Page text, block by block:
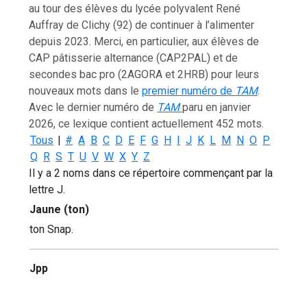
au tour des élèves du lycée polyvalent René
Auffray de Clichy (92) de continuer à l’alimenter
depuis 2023. Merci, en particulier, aux élèves de
CAP pâtisserie alternance (CAP2PAL) et de
secondes bac pro (2AGORA et 2HRB) pour leurs
nouveaux mots dans lepremier numéro de TAM.
Avec le dernier numéro de TAMparu en janvier
2026, ce lexique contient actuellement 452 mots.
Tous
# A B C D E F G H J K L M N O P
Q R S T U V W X Y Z
Il y a 2 noms dans ce répertoire commençant par la
lettre J.
Jaune (ton)
ton Snap.
Jpp